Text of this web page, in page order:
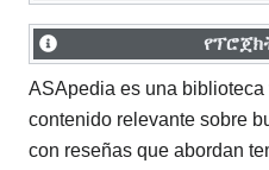
ASApedia es una
contenido relevante sobre
con reseñas que abordan